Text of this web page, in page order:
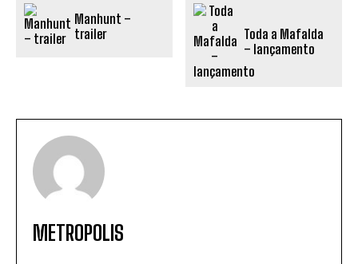
Manhunt –
trailer
Toda a Mafalda
– lançamento
METROPOLIS